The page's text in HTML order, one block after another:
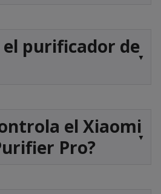
el purificador de
el Xiaomi
Pro?